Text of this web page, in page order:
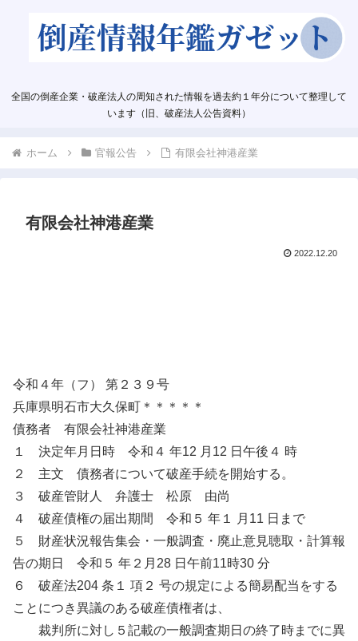
全国の倒産企業・破産法人の周知された情報を過去約１年分について整理して
います（旧、破産法人公告資料）
ホーム 官報公告 有限会社神港産業
有限会社神港産業
2022.12.20
令和４年（フ） 第２３９号
兵庫県明石市大久保町＊＊＊＊＊
債務者 有限会社神港産業
１ 決定年月日時 令和４ 年12 月12 日午後４ 時
２ 主文 債務者について破産手続を開始する。
３ 破産管財人 弁護士 松原 由尚
４ 破産債権の届出期間 令和５ 年１ 月11 日まで
５ 財産状況報告集会・一般調査・廃止意見聴取・計算報
告の期日 令和５ 年２月28 日午前11時30 分
６ 破産法204 条１ 項２ 号の規定による簡易配当をする
ことにつき異議のある破産債権者は、
裁判所に対し５記載の一般調査期日の終了時までに異